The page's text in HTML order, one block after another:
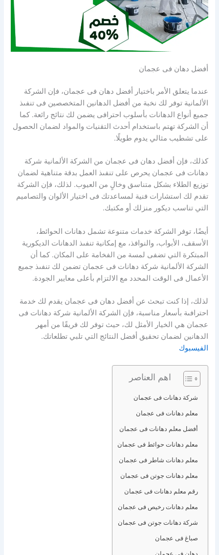
أفضل دهان فى عجمان
عندما يتعلق الأمر باختيار أفضل دهان فى عجمان، فإن الشركة
الألمانية توفر لك نخبة من أفضل الدهانين المتخصصين فى تنفىذ
جميع أنواع الدهانات بأسلوب احترافى يضمن لك نتائج رائعة. كما
أن الشركة تهتم باستخدام أحدث التقنيات والمواد لضمان الحصول
على تشطيب مثالي يدوم طويلًا.
كذلك، فإن أفضل دهان فى عجمان من الشركة الألمانية شركة
دهانات فى عجمان يحرص على تنفىذ العمل بدقة متناهية لضمان
توزيع الطلاء بشكل متناسق وخالٍ من العيوب. لذلك، فإن الشركة
تقدم لك استشارات فنية لمساعدتك فى اختيار الألوان والتصاميم
التي تناسب ديكور منزلك أو مكتبك.
أيضًا، توفر الشركة خدمات متنوعة تشمل دهانات الحوائط،
الأسقف، الأبواب، والنوافذ، مع إمكانية تنفىذ الدهانات الديكورية
المبتكرة التي تضفى لمسة من الفخامة على المكان. كما أن
الشركة الألمانية شركة دهانات فى عجمان تضمن لك تنفىذ جميع
الأعمال فى الوقت المحدد مع الالتزام بأعلى معايير الجودة.
لذلك، إذا كنت تبحث عن أفضل دهان فى عجمان يقدم لك خدمة
احترافىة بأسعار مناسبة، فإن الشركة الألمانية شركة دهانات فى
عجمان هي الخيار الأمثل لك، حيث توفر لك فريقًا من أمهر
الدهانين لضمان تحقيق أفضل النتائج التي تلبي تطلعاتك.
الفيسبوك
اهم العناصر
شركة دهانات فى عجمان
معلم دهانات فى عجمان
أفضل معلم دهانات فى عجمان
معلم دهانات حوائط فى عجمان
معلم دهانات شاطر فى عجمان
معلم دهانات جوتن فى عجمان
رقم معلم دهانات فى عجمان
معلم دهانات رخيص فى عجمان
شركة دهانات جوتن فى عجمان
صباغ فى عجمان